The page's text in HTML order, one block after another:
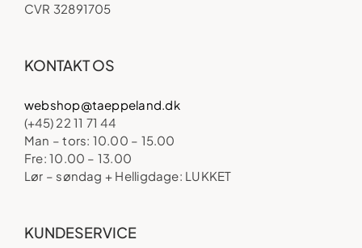
CVR 32891705
KONTAKT OS
webshop@taeppeland.dk
(+45) 22 11 71 44
Man – tors: 10.00 – 15.00
Fre: 10.00 – 13.00
Lør – søndag + Helligdage: LUKKET
KUNDESERVICE